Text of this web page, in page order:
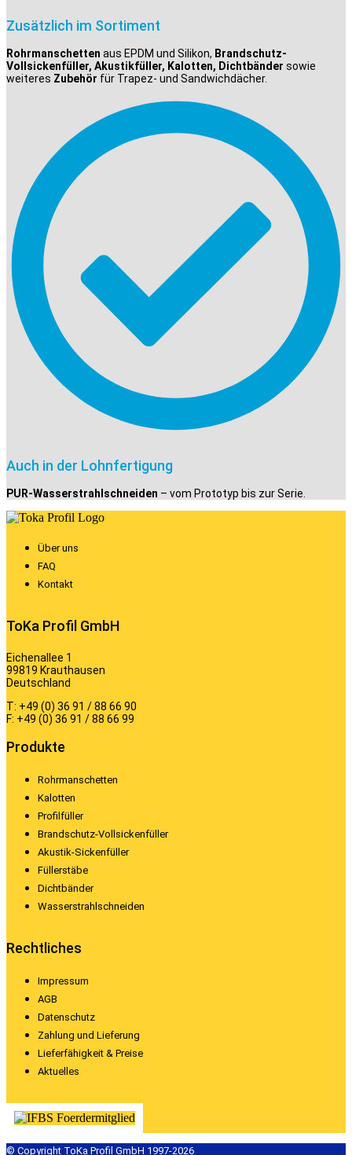
Zusätzlich im Sortiment
Rohrmanschetten aus EPDM und Silikon, Brandschutz-
Vollsickenfüller, Akustikfüller, Kalotten, Dichtbänder sowie
weiteres Zubehör für Trapez- und Sandwichdächer.
Auch in der Lohnfertigung
PUR-Wasserstrahlschneiden – vom Prototyp bis zur Serie.
Über uns
FAQ
Kontakt
ToKa Profil GmbH
Eichenallee 1
99819 Krauthausen
Deutschland
T: +49 (0) 36 91 / 88 66 90
F: +49 (0) 36 91 / 88 66 99
Produkte
Rohrmanschetten
Kalotten
Profilfüller
Brandschutz-Vollsickenfüller
Akustik-Sickenfüller
Füllerstäbe
Dichtbänder
Wasserstrahlschneiden
Rechtliches
Impressum
AGB
Datenschutz
Zahlung und Lieferung
Lieferfähigkeit & Preise
Aktuelles
© Copyright ToKa Profil GmbH 1997-2026